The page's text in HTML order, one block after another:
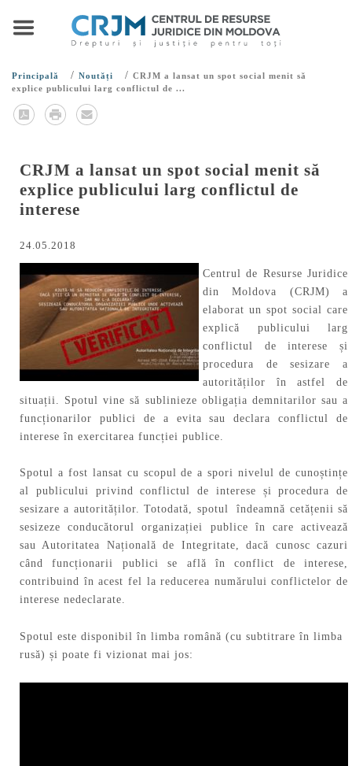
Principală / Noutăți / CRJM a lansat un spot social menit să
explice publicului larg conflictul de ...
CRJM a lansat un spot social menit să
explice publicului larg conflictul de
interese
24.05.2018
Centrul de Resurse Juridice
din Moldova (CRJM) a
elaborat un spot social care
explică publicului larg
conflictul de interese și
procedura de sesizare a
autorităților în astfel de
situații. Spotul vine să sublinieze obligația demnitarilor sau a
funcționarilor publici de a evita sau declara conflictul de
interese în exercitarea funcției publice.
Spotul a fost lansat cu scopul de a spori nivelul de cunoștințe
al publicului privind conflictul de interese și procedura de
sesizare a autorităților. Totodată, spotul îndeamnă cetățenii să
sesizeze conducătorul organizației publice în care activează
sau Autoritatea Națională de Integritate, dacă cunosc cazuri
când funcționarii publici se află în conflict de interese,
contribuind în acest fel la reducerea numărului conflictelor de
interese nedeclarate.
Spotul este disponibil în limba română (cu subtitrare în limba
rusă) și poate fi vizionat mai jos: